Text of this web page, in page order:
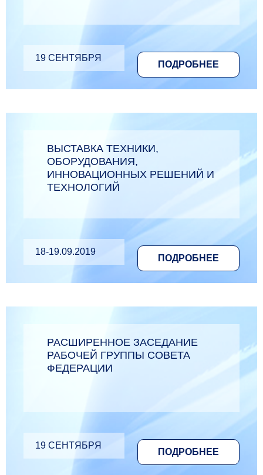
19 СЕНТЯБРЯ
ПОДРОБНЕЕ
ВЫСТАВКА ТЕХНИКИ,
ОБОРУДОВАНИЯ,
ИННОВАЦИОННЫХ РЕШЕНИЙ И
ТЕХНОЛОГИЙ
18-19.09.2019
ПОДРОБНЕЕ
РАСШИРЕННОЕ ЗАСЕДАНИЕ
РАБОЧЕЙ ГРУППЫ СОВЕТА
ФЕДЕРАЦИИ
19 СЕНТЯБРЯ
ПОДРОБНЕЕ